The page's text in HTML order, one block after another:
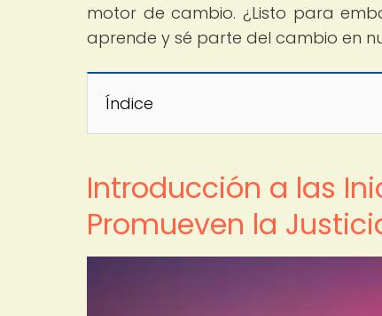
motor de cambio. ¿Listo para
aprende y sé parte del cambio en
Índice
Introducción a las
Promueven la